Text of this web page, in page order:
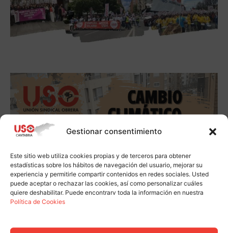
Gestionar consentimiento
Este sitio web utiliza cookies propias y de terceros para obtener
estadísticas sobre los hábitos de navegación del usuario, mejorar su
experiencia y permitirle compartir contenidos en redes sociales. Usted
puede aceptar o rechazar las cookies, así como personalizar cuáles
quiere deshabilitar. Puede encontrarv toda la información en nuestra
Política de Cookies